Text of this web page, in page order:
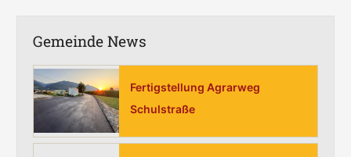
n
c
Gemeinde News
Fertigstellung Agrarweg
Schulstraße